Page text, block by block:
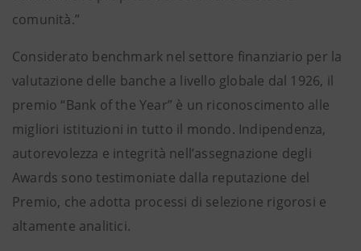
comunità.”
Considerato benchmark nel settore finanziario per la
valutazione delle banche a livello globale dal 1926, il
premio “Bank of the Year” è un riconoscimento alle
migliori istituzioni in tutto il mondo. Indipendenza,
autorevolezza e integrità nell’assegnazione degli
Awards sono testimoniate dalla reputazione del
Premio, che adotta processi di selezione rigorosi e
altamente analitici.